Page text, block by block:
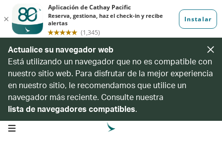
Actualice su navegador web
Está utilizando un navegador que no es compatible con
nuestro sitio web. Para disfrutar de la mejor experiencia
en nuestro sitio, le recomendamos que utilice un
navegador más reciente. Consulte nuestra
lista de navegadores compatibles.
open navigation menu